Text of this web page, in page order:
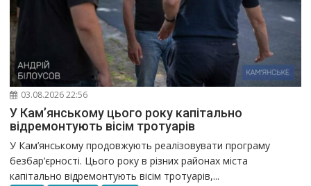
03.08.2026 22:56
У Кам’янському цього року капітально
відремонтують вісім тротуарів
У Кам’янському продовжують реалізовувати програму
безбар’єрності. Цього року в різних районах міста
капітально відремонтують вісім тротуарів,...